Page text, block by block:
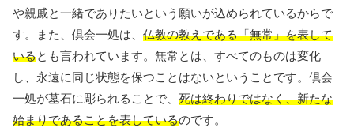
や親戚と一緒でありたいという願いが込められているからで
す。また、倶会一処は、 仏教の教えである「無常」を表して
いるとも言われています。無常とは、すべてのものは変化
し、永遠に同じ状態を保つことはないということです。倶会
一処が墓石に彫られることで、 死は終わりではなく、新たな
始まりであることを表しているのです。